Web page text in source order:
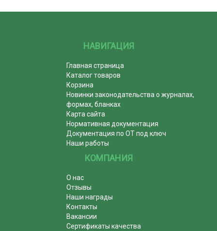
НАВИГАЦИЯ
Главная страница
Каталог товаров
Корзина
Новинки законодательства о журналах,
формах, бланках
Карта сайта
Нормативная документация
Документация по ОТ под ключ
Наши работы
КОМПАНИЯ
О нас
Отзывы
Наши награды
Контакты
Вакансии
Сертификаты качества